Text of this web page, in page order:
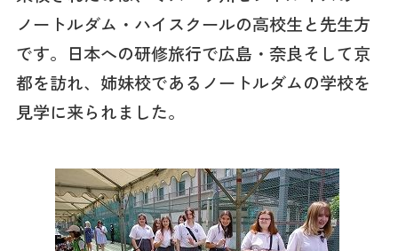
ノートルダム・ハイスクールの高校生と先生方
です。日本への研修旅行で広島・奈良そして京
都を訪れ、姉妹校であるノートルダムの学校を
見学に来られました。